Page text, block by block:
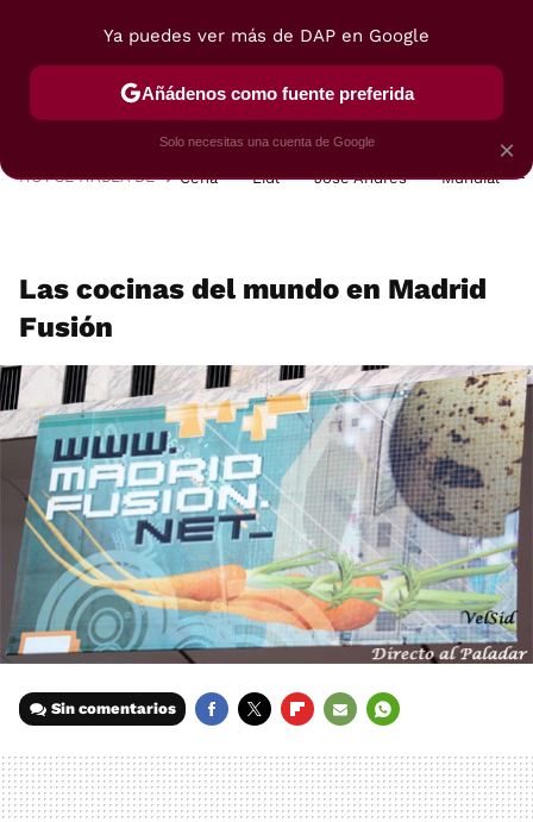
POSTRES VIAJES SELECCIÓN VEGUI
HOY SE HABLA DE Cena Lidl José Andrés Mundial
Las cocinas del mundo en Madrid
Fusión
Sin comentarios
MAIL
×
Ya puedes ver más de DAP en Google
Añádenos como fuente preferida
Solo necesitas una cuenta de Google